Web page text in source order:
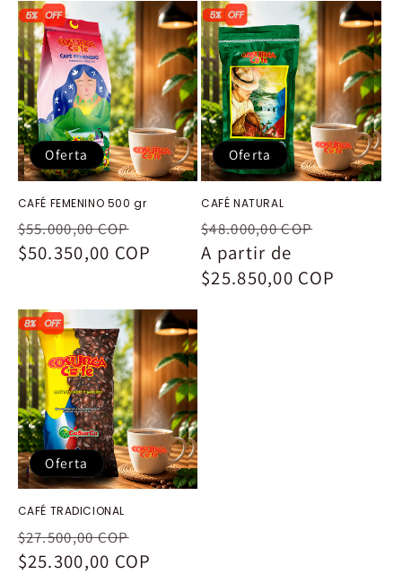
Oferta
CAFÉ FEMENINO 500 gr
Precio
habitual
$55.000,00 COP
de
$50.350,00 COP
Oferta
CAFÉ NATURAL
Precio
habitual
$48.000,00 COP
oferta
A partir de
$25.850,00 COP
Oferta
CAFÉ TRADICIONAL
Precio
habitual
$27.500,00 COP
de
$25.300,00 COP